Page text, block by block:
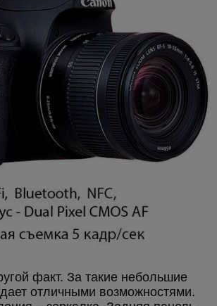
факт. За такие небольшие
отличными возможностями.